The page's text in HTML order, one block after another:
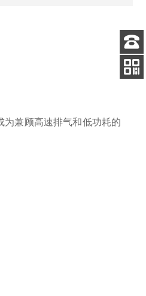
为兼顾高速排气和低功耗的
客服
电话